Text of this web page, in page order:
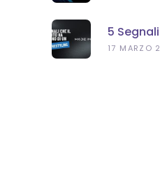
5
Web Ha
17 MARZO